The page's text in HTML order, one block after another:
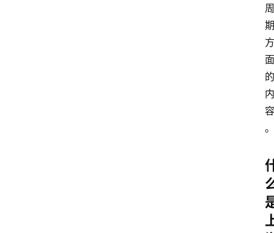
周
期
方
面
的
内
容
。